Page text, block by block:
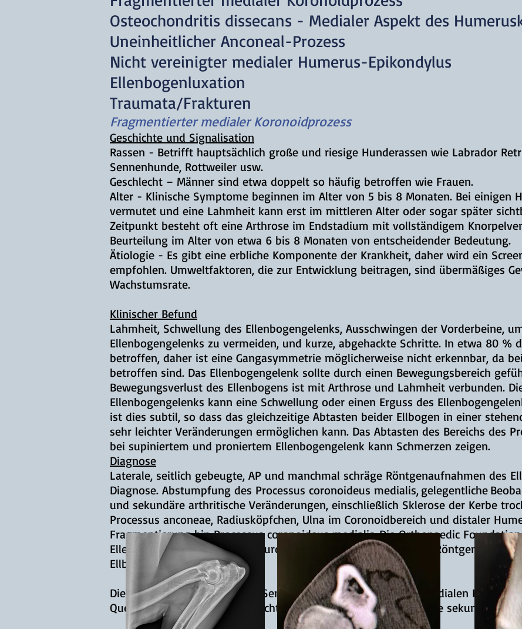
Osteochondritis dissecans - Medialer Aspekt des
Uneinheitlicher Anconeal-Prozess
Nicht vereinigter medialer Humerus-Epikondylus
Ellenbogenluxation
Traumata/Frakturen
Fragmentierter medialer Koronoidprozess
Geschichte und Signalisation
Rassen - Betrifft hauptsächlich große und riesige Hunderassen wie Labrador
Sennenhunde, Rottweiler usw.
Geschlecht – Männer sind etwa doppelt so häufig betroffen wie Frauen.
Alter - Klinische Symptome beginnen im Alter von 5 bis 8 Monaten. Bei einigen
vermutet und eine Lahmheit kann erst im mittleren Alter oder sogar später
Zeitpunkt besteht oft eine Arthrose im Endstadium mit vollständigem
Beurteilung im Alter von etwa 6 bis 8 Monaten von entscheidender Bedeutung.
Ätiologie - Es gibt eine erbliche Komponente der Krankheit, daher wird ein
empfohlen. Umweltfaktoren, die zur Entwicklung beitragen, sind übermäßiges
Wachstumsrate.
Klinischer Befund
Lahmheit, Schwellung des Ellenbogengelenks, Ausschwingen der Vorderbeine,
Ellenbogengelenks zu vermeiden, und kurze, abgehackte Schritte. In etwa 80 %
betroffen, daher ist eine Gangasymmetrie möglicherweise nicht erkennbar, da
betroffen sind. Das Ellenbogengelenk sollte durch einen Bewegungsbereich
Bewegungsverlust des Ellenbogens ist mit Arthrose und Lahmheit verbunden.
Ellenbogengelenks kann eine Schwellung oder einen Erguss des
ist dies subtil, so dass das gleichzeitige Abtasten beider Ellbogen in einer
sehr leichter Veränderungen ermöglichen kann. Das Abtasten des Bereichs des
bei supiniertem und proniertem Ellenbogengelenk kann Schmerzen zeigen.
Diagnose
Laterale, seitlich gebeugte, AP und manchmal schräge Röntgenaufnahmen des
Diagnose. Abstumpfung des Processus coronoideus medialis, gelegentliche
und sekundäre arthritische Veränderungen, einschließlich Sklerose der Kerbe
Processus anconeae, Radiusköpfchen, Ulna im Coronoidbereich und distaler
Fragmentierung hin Processus coronoideus medialis.Die Orthopaedic
Ellenbogen-Arbeitsgruppe in Europa bieten die Beurteilung von Röntgenbildern
Ellbogenerkrankungen an.
Die CT der Ellenbogen hat die Sensitivität der fragmentierten medialen
Querschnitts- und Sagittalansichten zeigen das Fragment und die sekundäre